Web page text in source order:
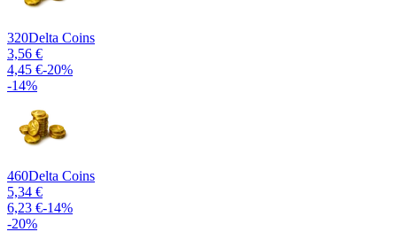
320Delta Coins
3,56 €
4,45 €-20%
-14%
460Delta Coins
5,34 €
6,23 €-14%
-20%